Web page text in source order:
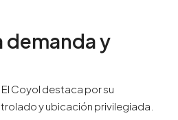
demanda y
Coyol destaca por su
y ubicación privilegiada.